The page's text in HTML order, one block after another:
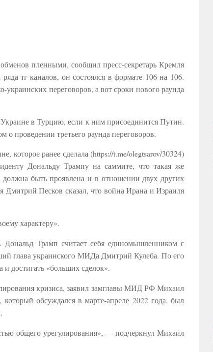
пленными, сообщил пресс-секретарь Кремля
тг-каналов, он состоялся в формате 106 на 106.
переговоров, а вот сроки нового раунда
Украине в Турцию, если к ним присоединится Путин.
проведении третьего раунда переговоров.
которое ранее сделала (https://t.me/olegtsarov/30324)
Дональду Трампу на саммите, что такая же
быть проявлена ​​и в отношении двух других
Песков сказал, что война Ирана и Израиля
характеру».
Трамп считает себя единомышленником с
глава украинского МИДа Дмитрий Кулеба. По его
достигать «больших сделок».
кризиса, заявил замглавы МИД РФ Михаил
обсуждался в марте-апреле 2022 года, был
общего урегулирования», — подчеркнул Михаил